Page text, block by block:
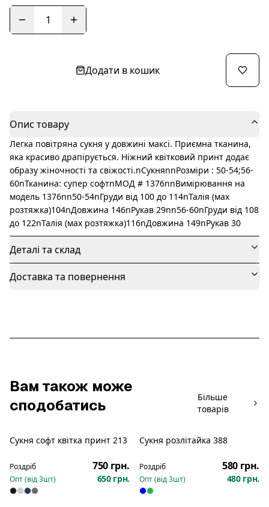
1
Додати в кошик
Опис товару
Легка повітряна сукня у довжині максі. Приємна тканина,
яка красиво драпірується. Ніжний квітковий принт додає
образу жіночності та свіжості.nСукняnnРозміри : 50-54;56-
60nТканина: супер софтnМОД # 1376nnВимірювання на
модель 1376nn50-54nГруди від 100 до 114nТалія (мах
розтяжка)104nДовжина 146nРукав 29nn56-60nГруди від 108
до 122nТалія (мах розтяжка)116nДовжина 149nРукав 30
Деталі та склад
Доставка та повернення
Вам також може
сподобатись
Більше
товарів
Новинка
Сукня софт квітка принт 213
Роздріб 750 грн.
Опт (від3шт) 650 грн.
Новинка
Сукня розлітайка 388
Роздріб 580 грн.
Опт (від3шт) 480 грн.